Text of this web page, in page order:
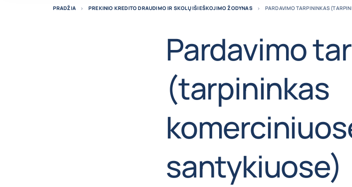
PRADŽIA PREKINIO KREDITO DRAUDIMO IR SKOLŲ IŠIEŠKOJIMO ŽODYNAS PARDAVIMO TARPININKAS
Pardavimo
(tarpininkas
santykiuose)